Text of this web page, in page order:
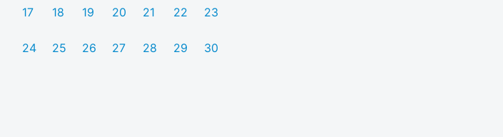
17 18 19 20 21 22 23
24 25 26 27 28 29 30